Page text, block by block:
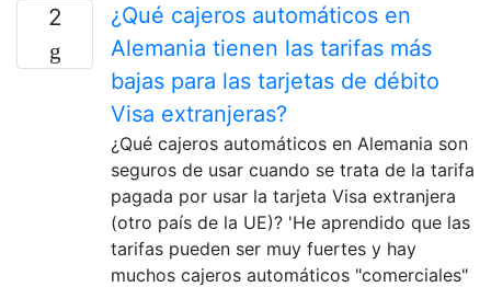
2
¿Qué cajeros automáticos en
Alemania tienen las tarifas más
bajas para las tarjetas de débito
Visa extranjeras?
¿Qué cajeros automáticos en Alemania son
seguros de usar cuando se trata de la tarifa
pagada por usar la tarjeta Visa extranjera
(otro país de la UE)? 'He aprendido que las
tarifas pueden ser muy fuertes y hay
muchos cajeros automáticos "comerciales"